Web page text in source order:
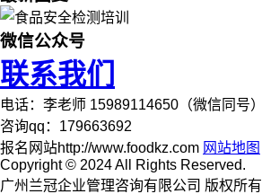
微信公众号
联系我们
电话：李老师 15989114650（微信同号）
咨询qq：179663692
报名网站http://www.foodkz.com 网站地图
Copyright © 2024 All Rights Reserved.
广州兰冠企业管理咨询有限公司 版权所有